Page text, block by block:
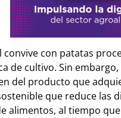
con patatas
de cultivo. Sin
del producto que
que reduce
alimentos, al tiempo